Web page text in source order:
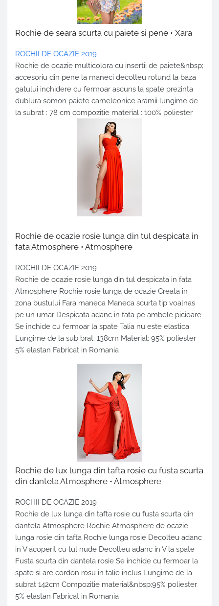
Rochie de seara scurta cu paiete si pene • Xara
ROCHII DE OCAZIE 2019
Rochie de ocazie multicolora cu insertii de paiete&nbsp;
accesoriu din pene la maneci decolteu rotund la baza
gatului inchidere cu fermoar ascuns la spate prezinta
dublura somon paiete cameleonice aramii lungime de
la subrat : 78 cm compozitie material : 100% poliester
Rochie de ocazie rosie lunga din tul despicata in
fata Atmosphere • Atmosphere
ROCHII DE OCAZIE 2019
Rochie de ocazie rosie lunga din tul despicata in fata
Atmosphere Rochie rosie lunga de ocazie Creata in
zona bustului Fara maneca Maneca scurta tip voalnas
pe un umar Despicata adanc in fata pe ambele picioare
Se inchide cu fermoar la spate Talia nu este elastica
Lungime de la sub brat: 138cm Material: 95% poliester
5% elastan Fabricat in Romania
Rochie de lux lunga din tafta rosie cu fusta scurta
din dantela Atmosphere • Atmosphere
ROCHII DE OCAZIE 2019
Rochie de lux lunga din tafta rosie cu fusta scurta din
dantela Atmosphere Rochie Atmosphere de ocazie
lunga rosie din tafta Rochie lunga rosie Decolteu adanc
in V acoperit cu tul nude Decolteu adanc in V la spate
Fusta scurta din dantela rosie Se inchide cu fermoar la
spate si are cordon rosu in talie inclus Lungime de la
subrat 142cm Compozitie material&nbsp;95% poliester
5% elastan Fabricat in Romania